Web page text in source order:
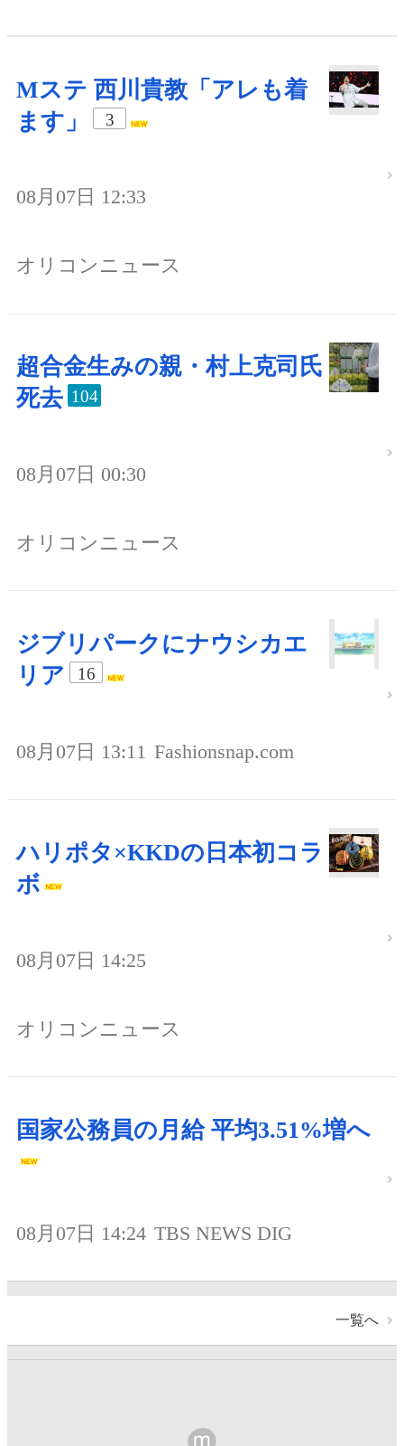
Mステ 西川貴教「アレも着
ます」
3
08月07日 12:33
オリコンニュース
超合金生みの親・村上克司氏
死去 104
08月07日 00:30
オリコンニュース
ジブリパークにナウシカエ
リア
16
08月07日 13:11 Fashionsnap.com
ハリポタ×KKDの日本初コラ
ボ
08月07日 14:25
オリコンニュース
国家公務員の月給 平均3.51%増へ
08月07日 14:24 TBS NEWS DIG
一覧へ